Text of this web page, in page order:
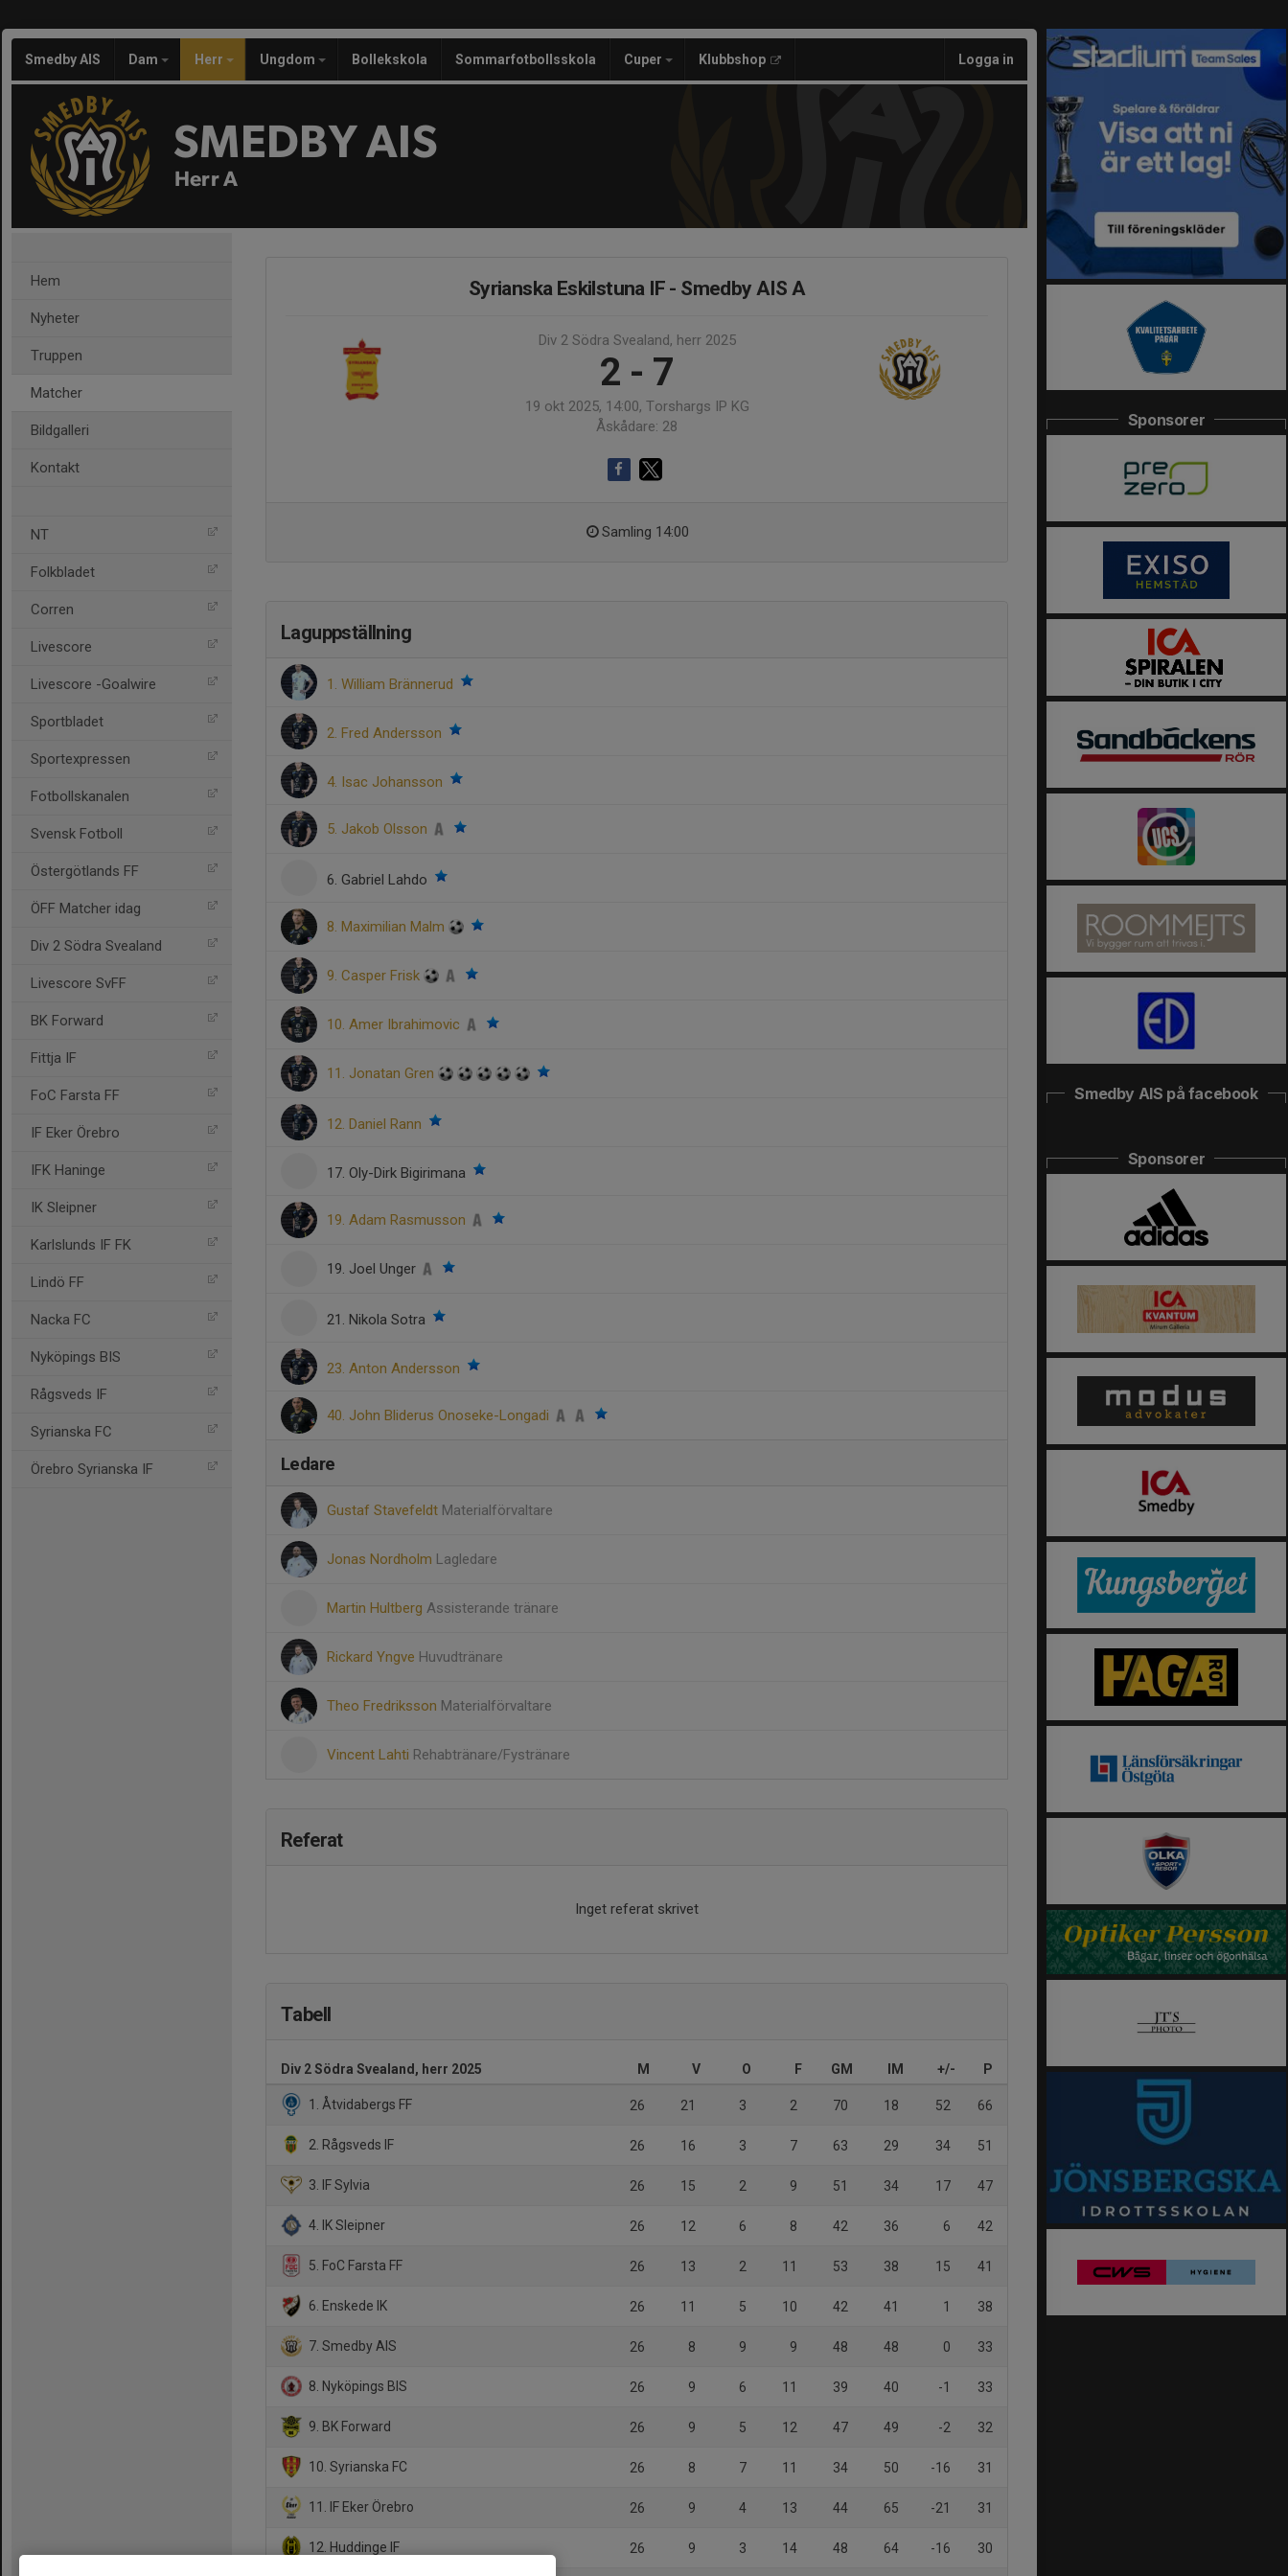
Smedby AIS Dam Herr Ungdom Bollekskola Sommarfotbollsskola Cuper Klubbshop Logga in
SMEDBY AIS
Herr A
Hem
Nyheter
Truppen
Matcher
Bildgalleri
Kontakt
NT
Folkbladet
Corren
Livescore
Livescore -Goalwire
Sportbladet
Sportexpressen
Fotbollskanalen
Svensk Fotboll
Östergötlands FF
ÖFF Matcher idag
Div 2 Södra Svealand
Livescore SvFF
BK Forward
Fittja IF
FoC Farsta FF
IF Eker Örebro
IFK Haninge
IK Sleipner
Karlslunds IF FK
Lindö FF
Nacka FC
Nyköpings BIS
Rågsveds IF
Syrianska FC
Örebro Syrianska IF
Syrianska Eskilstuna IF - Smedby AIS A
Div 2 Södra Svealand, herr 2025
2 - 7
19 okt 2025, 14:00, Torshargs IP KG
Åskådare: 28
Samling 14:00
Laguppställning
1. William Brännerud
2. Fred Andersson
4. Isac Johansson
5. Jakob Olsson
6. Gabriel Lahdo
8. Maximilian Malm
9. Casper Frisk
10. Amer Ibrahimovic
11. Jonatan Gren
12. Daniel Rann
17. Oly-Dirk Bigirimana
19. Adam Rasmusson
19. Joel Unger
21. Nikola Sotra
23. Anton Andersson
40. John Bliderus Onoseke-Longadi
Ledare
Gustaf Stavefeldt Materialförvaltare
Jonas Nordholm Lagledare
Martin Hultberg Assisterande tränare
Rickard Yngve Huvudtränare
Theo Fredriksson Materialförvaltare
Vincent Lahti Rehabtränare/Fystränare
Referat
Inget referat skrivet
Tabell
Div 2 Södra Svealand, herr 2025 M V O F GM IM +/- P
1. Åtvidabergs FF 26 21 3 2 70 18 52 66
2. Rågsveds IF 26 16 3 7 63 29 34 51
3. IF Sylvia 26 15 2 9 51 34 17 47
4. IK Sleipner 26 12 6 8 42 36 6 42
5. FoC Farsta FF 26 13 2 11 53 38 15 41
6. Enskede IK 26 11 5 10 42 41 1 38
7. Smedby AIS 26 8 9 9 48 48 0 33
8. Nyköpings BIS 26 9 6 11 39 40 -1 33
9. BK Forward 26 9 5 12 47 49 -2 32
10. Syrianska FC 26 8 7 11 34 50 -16 31
11. IF Eker Örebro 26 9 4 13 44 65 -21 31
12. Huddinge IF 26 9 3 14 48 64 -16 30
Sponsorer
Smedby AIS på facebook
Sponsorer